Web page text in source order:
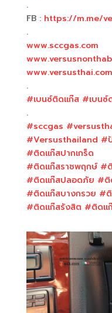
.
FB : https://m.me/
.
www.sccgas.com
www.versusthai.com
.
#เบนซ์ติดแก๊ส #เบนซ์
.
#sccgas
#Versusthailand #
#ติดแก๊สปากเกร็ด
#ติดแก๊สราชพฤกษ์ #
#ติดแก๊สปลอดภัย #ติ
#ติดแก๊สบางกรวย #
#ติดแก๊สรังสิต #ติดแ